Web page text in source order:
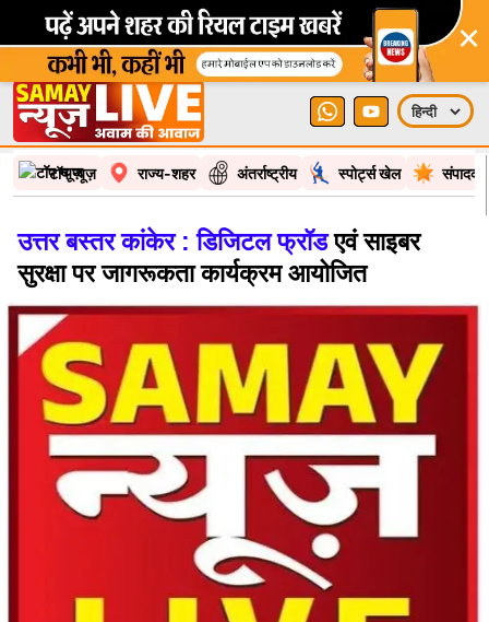
×
टॉप न्यूज़ राज्य-शहर अंतर्राष्ट्रीय स्पोर्ट्स खेल
उत्तर बस्तर कांकेर : डिजिटल फ्रॉडएवं साइबर
सुरक्षा पर जागरूकता कार्यक्रम आयोजित